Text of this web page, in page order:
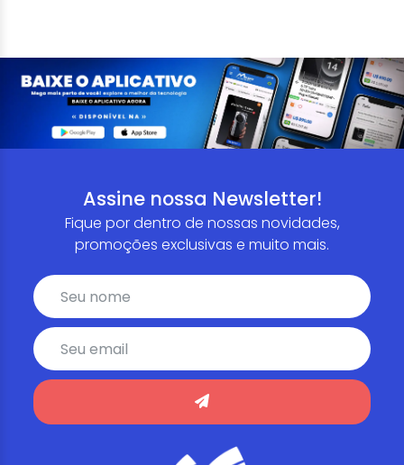
Assine nossa Newsletter!
Fique por dentro de nossas novidades,
promoções exclusivas e muito mais.